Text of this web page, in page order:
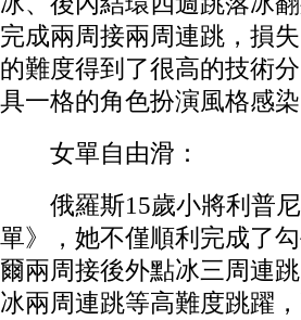
完成兩周接兩周連跳，損
的難度得到了很高的技術
具一格的角色扮演風格感
女單自由滑：
俄羅斯15歲小將利普尼
單》，她不僅順利完成了
爾兩周接後外點冰三周連
冰兩周連跳等高難度跳躍